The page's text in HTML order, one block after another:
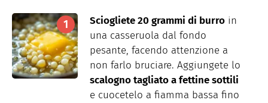
Sciogliete 20 grammi di burro in
una casseruola dal fondo
pesante, facendo attenzione a
non farlo bruciare. Aggiungete lo
scalogno tagliato a fettine sottili
e cuocetelo a fiamma bassa fino